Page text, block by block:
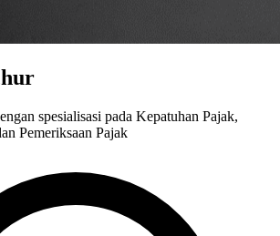
spesialisasi pada Kepatuhan Pajak,
Pemeriksaan Pajak